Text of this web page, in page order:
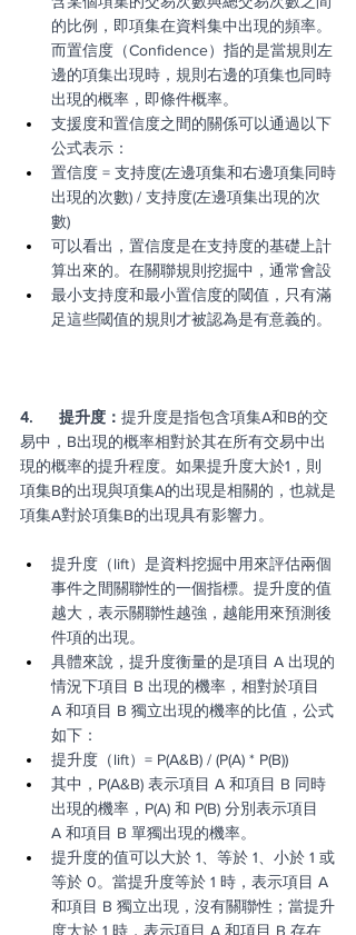
的比例，即項集在資料集中出現的頻率。
而置信度（Confidence）指的是當規則左
邊的項集出現時，規則右邊的項集也同時
出現的概率，即條件概率。
支援度和置信度之間的關係可以通過以下
公式表示：
置信度 = 支持度(左邊項集和右邊項集同時
出現的次數) / 支持度(左邊項集出現的次
數)
可以看出，置信度是在支持度的基礎上計
算出來的。在關聯規則挖掘中，通常會設
最小支持度和最小置信度的閾值，只有滿
足這些閾值的規則才被認為是有意義的。
4.      提升度： 提升度是指包含項集A和B的交
易中，B出現的概率相對於其在所有交易中出
現的概率的提升程度。如果提升度大於1，則
項集B的出現與項集A的出現是相關的，也就是
項集A對於項集B的出現具有影響力。
提升度（lift）是資料挖掘中用來評估兩個
事件之間關聯性的一個指標。提升度的值
越大，表示關聯性越強，越能用來預測後
件項的出現。
具體來說，提升度衡量的是項目 A 出現的
情況下項目 B 出現的機率，相對於項目
A 和項目 B 獨立出現的機率的比值，公式
如下：
提升度（lift）= P(A&B) / (P(A) * P(B))
其中，P(A&B) 表示項目 A 和項目 B 同時
出現的機率，P(A) 和 P(B) 分別表示項目
A 和項目 B 單獨出現的機率。
提升度的值可以大於 1、等於 1、小於 1 或
等於 0。當提升度等於 1 時，表示項目 A
和項目 B 獨立出現，沒有關聯性；當提升
度大於 1 時，表示項目 A 和項目 B 存在